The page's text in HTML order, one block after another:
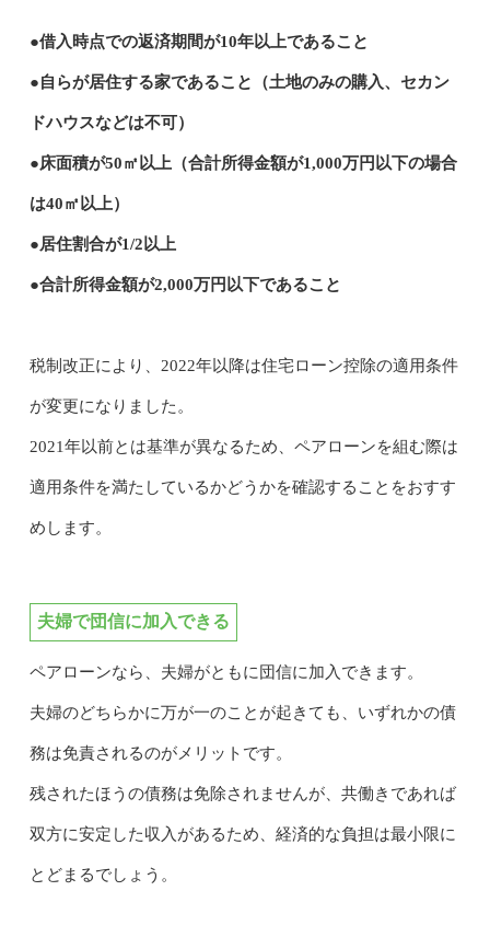
●借入時点での返済期間が10年以上であること
●自らが居住する家であること（土地のみの購入、セカン
ドハウスなどは不可）
●床面積が50㎡以上（合計所得金額が1,000万円以下の場合
は40㎡以上）
●居住割合が1/2以上
●合計所得金額が2,000万円以下であること
税制改正により、2022年以降は住宅ローン控除の適用条件
が変更になりました。
2021年以前とは基準が異なるため、ペアローンを組む際は
適用条件を満たしているかどうかを確認することをおすす
めします。
夫婦で団信に加入できる
ペアローンなら、夫婦がともに団信に加入できます。
夫婦のどちらかに万が一のことが起きても、いずれかの債
務は免責されるのがメリットです。
残されたほうの債務は免除されませんが、共働きであれば
双方に安定した収入があるため、経済的な負担は最小限に
とどまるでしょう。